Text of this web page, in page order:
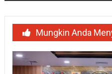
Mungkin Anda